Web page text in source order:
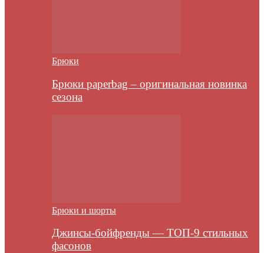
Брюки
Брюки paperbag – оригинальная новинка
сезона
Брюки и шорты
Джинсы-бойфренды — ТОП-9 стильных
фасонов